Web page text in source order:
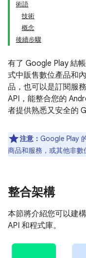
術語
技術
概念
後續步驟
有了 Google Play 結
式中販售數位產品和
品，也可以是訂閱服
API，能整合您的
者提供熟悉又安全的
注意： Google Play
商品和服務，或其他非數
整合架構
本節將介紹您可以建
API 和程式庫。